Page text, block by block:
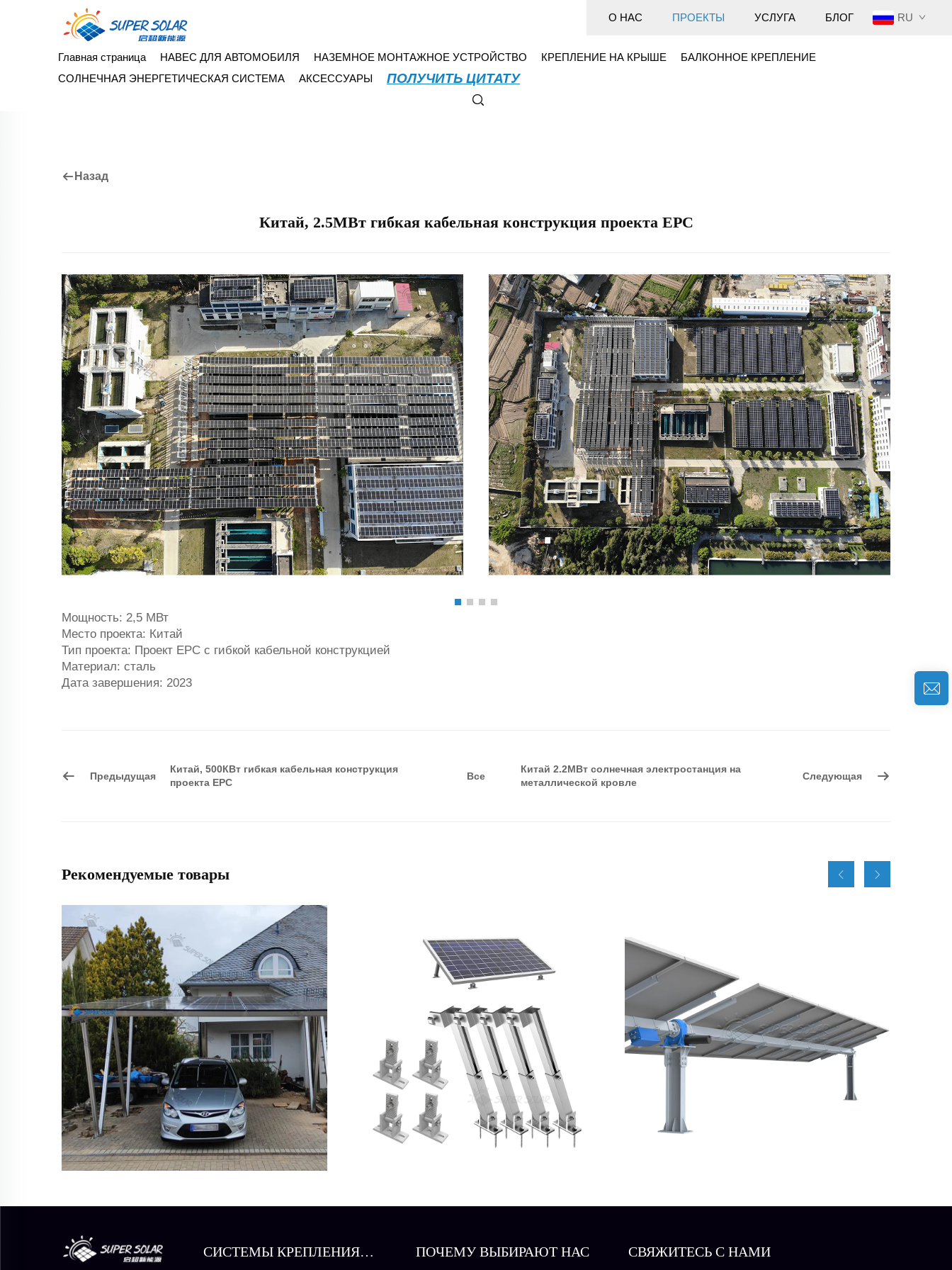
О НАС ПРОЕКТЫ УСЛУГА БЛОГ RU
Главная страница НАВЕС ДЛЯ АВТОМОБИЛЯ НАЗЕМНОЕ МОНТАЖНОЕ УСТРОЙСТВО КРЕПЛЕНИЕ НА КРЫШЕ
БАЛКОННОЕ КРЕПЛЕНИЕ
СОЛНЕЧНАЯ ЭНЕРГЕТИЧЕСКАЯ СИСТЕМА
АКСЕССУАРЫ ПОЛУЧИТЬ ЦИТАТУ
Назад
Китай, 2.5МВт гибкая кабельная конструкция проекта EPC
Мощность: 2,5 МВт
Место проекта: Китай
Тип проекта: Проект EPC с гибкой кабельной конструкцией
Материал: сталь
Дата завершения: 2023
Предыдущая
Китай, 500КВт гибкая кабельная конструкция
проекта EPC
Все
Китай 2.2МВт солнечная электростанция на
металлической кровле
Следующая
Рекомендуемые товары
СИСТЕМЫ КРЕПЛЕНИЯ
ПОЧЕМУ ВЫБИРАЮТ НАС СВЯЖИТЕСЬ С НАМИ